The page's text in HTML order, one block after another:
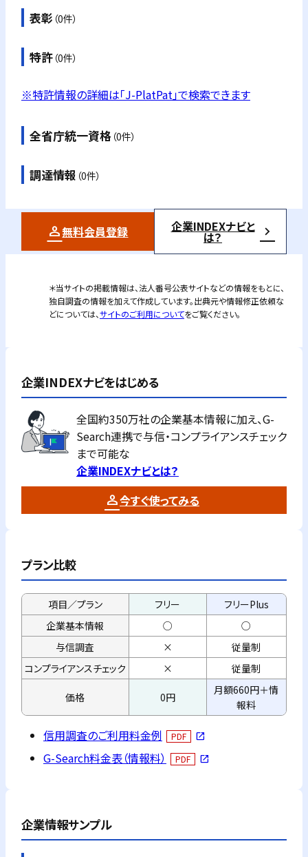
表彰 （0件）
特許（0件）
※特許情報の詳細は「J-PlatPat」で検索できます
全省庁統一資格（0件）
調達情報 （0件）
無料会員登録 企業INDEXナビと
は？
＊当サイトの掲載情報は、法人番号公表サイトなどの情報をもとに、
独自調査の情報を加えて作成しています。出典元や情報修正依頼な
どについては、サイトのご利用についてをご覧ください。
企業INDEXナビをはじめる
全国約350万社の企業基本情報に加え、G-
Search連携で与信・コンプライアンスチェック
まで可能な
企業INDEXナビとは？
今すぐ使ってみる
プラン比較
項目／プラン フリー
フリーPlus
企業基本情報
○
○
与信調査
×
従量制
コンプライアンスチェック × 従量制
価格 0円
月額660円＋情
報料
信用調査のご利用料金例 PDF open_in_new
G-Search料金表（情報料） PDF open_in_new
企業情報サンプル